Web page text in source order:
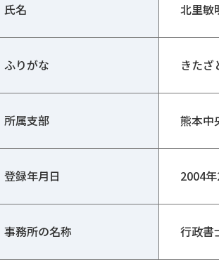
氏名 北里敏
ふりがな きたざ
所属支部 熊本中
登録年月日 2004
事務所の名称 行政書